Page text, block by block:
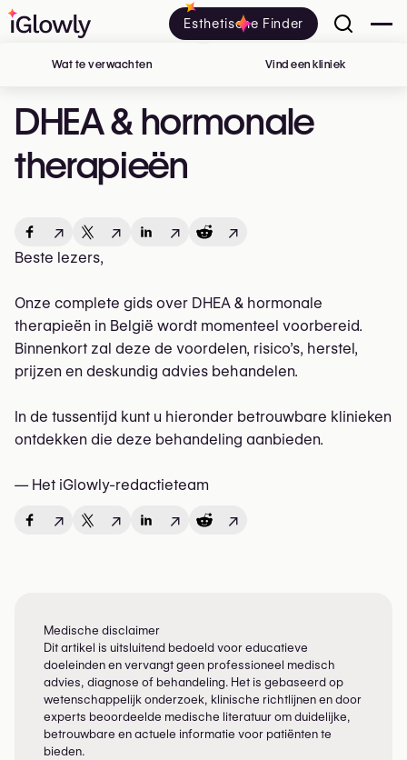
Esthetische Finder
DHEA & hormonale
therapieën
Wat te verwachten Vind een kliniek
↗ ↗ ↗ ↗
Beste lezers,
Onze complete gids over DHEA & hormonale
therapieën in België wordt momenteel voorbereid.
Binnenkort zal deze de voordelen, risico’s, herstel,
prijzen en deskundig advies behandelen.
In de tussentijd kunt u hieronder betrouwbare klinieken
ontdekken die deze behandeling aanbieden.
— Het iGlowly-redactieteam
↗ ↗ ↗ ↗
Medische disclaimer
Dit artikel is uitsluitend bedoeld voor educatieve
doeleinden en vervangt geen professioneel medisch
advies, diagnose of behandeling. Het is gebaseerd op
wetenschappelijk onderzoek, klinische richtlijnen en door
experts beoordeelde medische literatuur om duidelijke,
betrouwbare en actuele informatie voor patiënten te
bieden.